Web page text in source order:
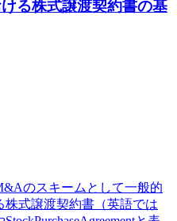
る株式譲渡契約書の基
のスキームとして一般的
式譲渡契約書（英語では